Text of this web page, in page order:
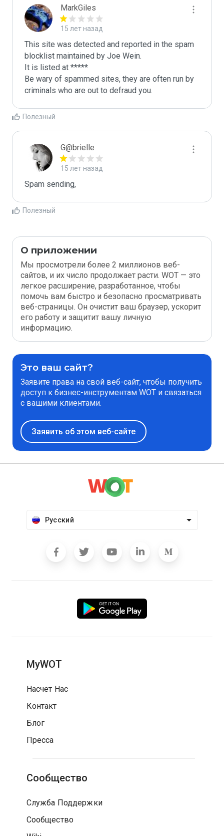
MarkGiles
15 лет назад
This site was detected and reported in the spam
blocklist maintained by Joe Wein.
It is listed at *****
Be wary of spammed sites, they are often run by
criminals who are out to defraud you.
Полезный
G@brielle
15 лет назад
Spam sending,
Полезный
О приложении
Мы просмотрели более 2 миллионов веб-
сайтов, и их число продолжает расти. WOT — это
легкое расширение, разработанное, чтобы
помочь вам быстро и безопасно просматривать
веб-страницы. Он очистит ваш браузер, ускорит
его работу и защитит вашу личную
информацию.
Это ваш сайт?
Заявите права на свой веб-сайт, чтобы получить
доступ к бизнес-инструментам WOT и связаться
с вашими клиентами.
Заявить об этом веб-сайте
Русский
MyWOT
Насчет Нас
Контакт
Блог
Пресса
Сообщество
Служба Поддержки
Сообщество